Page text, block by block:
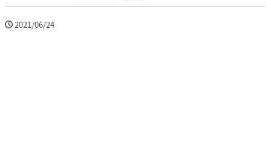
2021/06/24